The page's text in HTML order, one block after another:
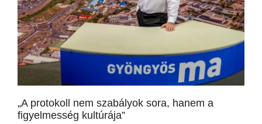
„A protokoll nem szabályok sora, hanem a
figyelmesség kultúrája”